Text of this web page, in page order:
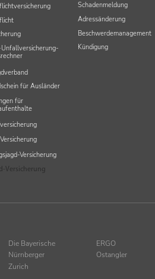
Schadenmeldung
Adressänderung
Beschwerdemanagement
Unfallversicherung-
Kündigung
für Ausländer
für
Versicherung
Versicherung
Die Bayerische
ERGO
Nürnberger
Ostangler
Zurich